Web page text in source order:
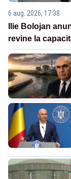
6 aug. 2026, 17:38
Ilie Bolojan
revine la